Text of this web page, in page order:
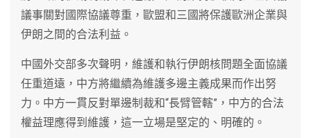
議事關對國際協議尊重，歐盟和三國將保護歐洲企業與
伊朗之間的合法利益。
中國外交部多次聲明，維護和執行伊朗核問題全面協議
任重道遠，中方將繼續為維護多邊主義成果而作出努
力。中方一貫反對單邊制裁和“長臂管轄”，中方的合法
權益理應得到維護，這一立場是堅定的、明確的。